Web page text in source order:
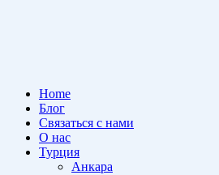
Home
Блог
Связаться с нами
О нас
Турция
Анкара